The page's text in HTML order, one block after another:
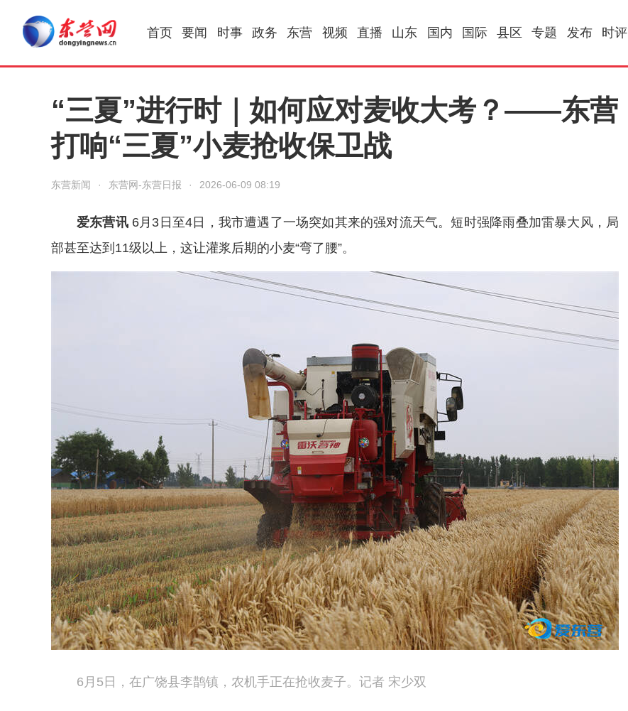
首页 要闻 时事 政务 东营 视频 直播 山东 国内 国际 县区 专题 发布 时评
“三夏”进行时｜如何应对麦收大考？——东营
打响“三夏”小麦抢收保卫战
东营新闻 · 东营网-东营日报 · 2026-06-09 08:19
爱东营讯6月3日至4日，我市遭遇了一场突如其来的强对流天气。短时强降雨叠加雷暴大风，局
部甚至达到11级以上，这让灌浆后期的小麦“弯了腰”。
6月5日，在广饶县李鹊镇，农机手正在抢收麦子。记者 宋少双